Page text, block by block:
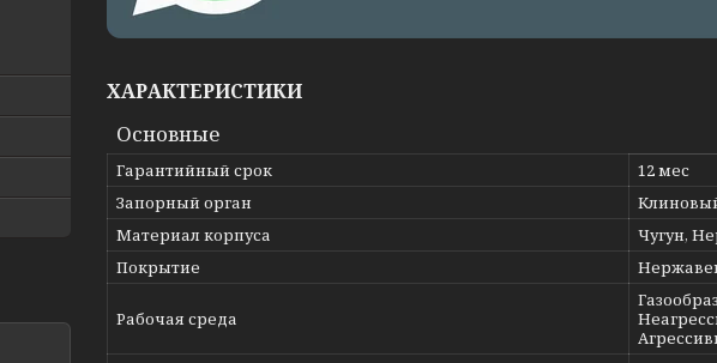
ХАРАКТЕРИСТИКИ
Основные
Гарантийный срок
12 мес
Запорный орган
Материал корпуса
Чугун,
Покрытие
Рабочая среда